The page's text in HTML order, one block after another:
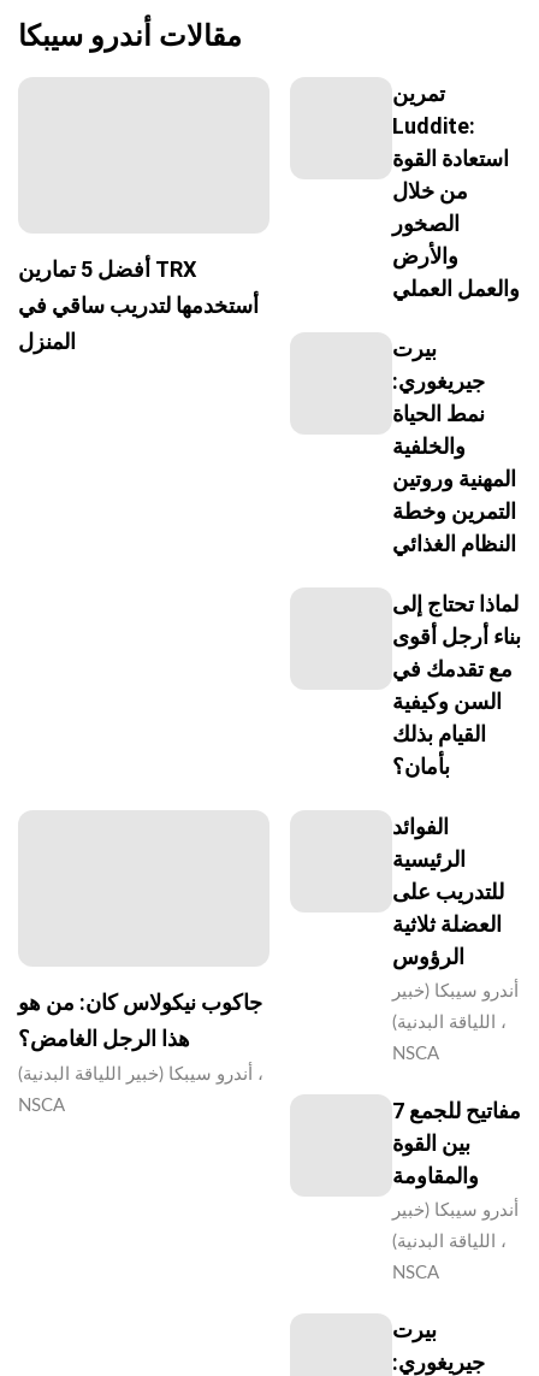
مقالات أندرو سيبكا
أفضل 5 تمارين TRX
أستخدمها لتدريب ساقي في
المنزل
تمرين
Luddite:
استعادة القوة
من خلال
الصخور
والأرض
والعمل العملي
بيرت
جيريغوري:
نمط الحياة
والخلفية
المهنية وروتين
التمرين وخطة
النظام الغذائي
لماذا تحتاج إلى
بناء أرجل أقوى
مع تقدمك في
السن وكيفية
القيام بذلك
بأمان؟
جاكوب نيكولاس كان: من هو
هذا الرجل الغامض؟
أندرو سيبكا (خبير اللياقة البدنية) ،
NSCA
الفوائد
الرئيسية
للتدريب على
العضلة ثلاثية
الرؤوس
أندرو سيبكا (خبير
اللياقة البدنية) ،
NSCA
7 مفاتيح للجمع
بين القوة
والمقاومة
أندرو سيبكا (خبير
اللياقة البدنية) ،
NSCA
بيرت
جيريغوري: